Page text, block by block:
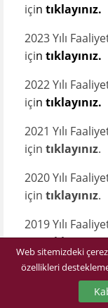
için tıklayınız.
2023 Yılı
için tıklayınız.
2022 Yılı
için tıklayınız.
2021 Yılı
için tıklayınız.
2020 Yılı
için tıklayınız.
2019 Yılı
içintıklayınız.
​2018 Yılı
tıklayınız.
Web sitemizdeki
özellikleri